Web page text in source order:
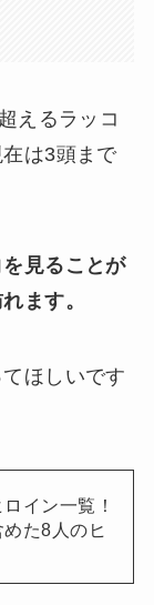
えるラッコ
は3頭まで
見ることが
ます。
ほしいです
イン一覧！
た8人のヒ